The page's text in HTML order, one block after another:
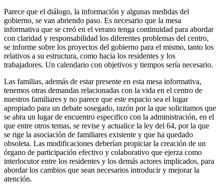
Parece que el diálogo, la información y algunas medidas del
gobierno, se van abriendo paso. Es necesario que la mesa
informativa que se creó en el verano tenga continuidad para abordar
con claridad y responsabilidad los diferentes problemas del centro,
se informe sobre los proyectos del gobierno para el mismo, tanto los
relativos a su estructura, como hacia los residentes y los
trabajadores. Un calendario con objetivos y tiempos sería necesario.
Las familias, además de estar presente en esta mesa informativa,
tenemos otras demandas relacionadas con la vida en el centro de
nuestros familiares y no parece que este espacio sea el lugar
apropiado para un debate sosegado, razón por la que solicitamos que
se abra un lugar de encuentro especifico con la administración, en el
que entre otros temas, se revise y actualice la ley del 64, por la que
se rige la asociación de familiares existente y que ha quedado
obsoleta. Las modificaciones deberían propiciar la creación de un
órgano de participación efectivo y colaborativo que ejerza como
interlocutor entre los residentes y los demás actores implicados, para
abordar los cambios que sean necesarios introducir y mejorar la
atención.